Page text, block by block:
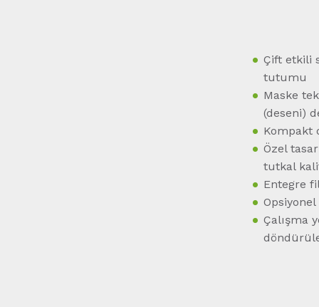
Çift etkili
tutumu
Maske
(deseni)
Kompakt
Özel
tutkal
Entegre
Çalışma